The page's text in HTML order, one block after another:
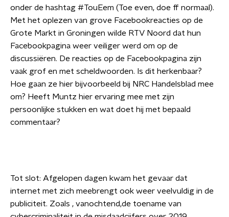
onder de hashtag #TouEem (Toe even, doe ff normaal).
Met het oplezen van grove Facebookreacties op de
Grote Markt in Groningen wilde RTV Noord dat hun
Facebookpagina weer veiliger werd om op de
discussiëren. De reacties op de Facebookpagina zijn
vaak grof en met scheldwoorden. Is dit herkenbaar?
Hoe gaan ze hier bijvoorbeeld bij NRC Handelsblad mee
om? Heeft Muntz hier ervaring mee met zijn
persoonlijke stukken en wat doet hij met bepaald
commentaar?
Tot slot: Afgelopen dagen kwam het gevaar dat
internet met zich meebrengt ook weer veelvuldig in de
publiciteit. Zoals , vanochtend,de toename van